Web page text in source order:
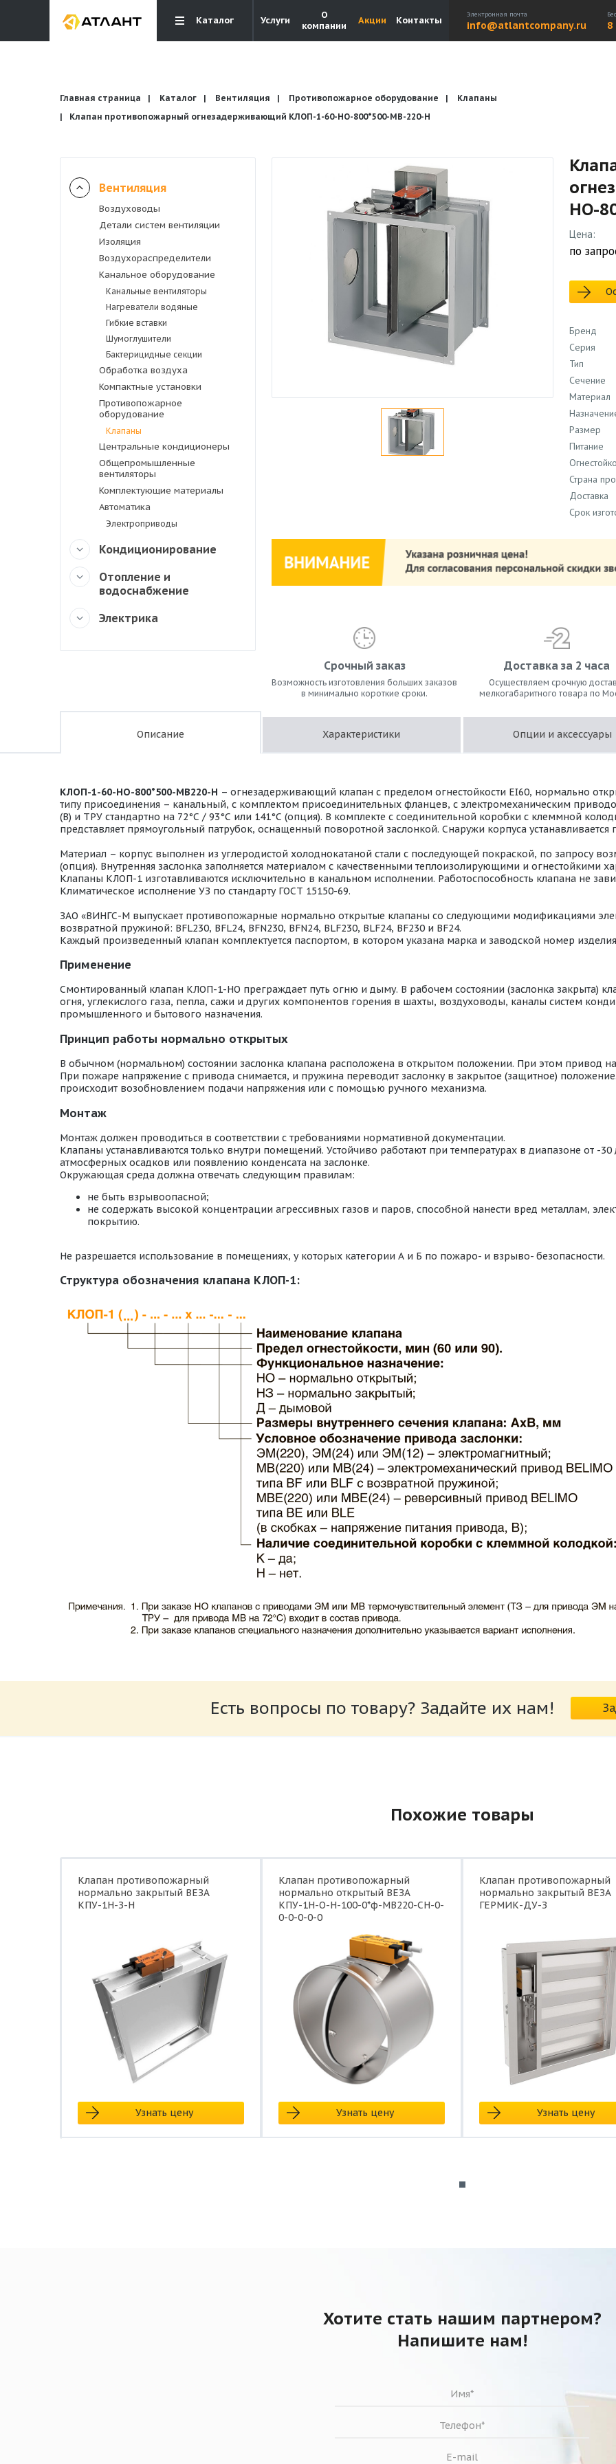
Каталог Услуги
О
компании
Акции Контакты
Электронная почта
info@atlantcompany.ru 8
Акции
Кондиционирование
Отопление и водоснабжение
Электрика
Главная страница Каталог Вентиляция Противопожарное оборудование
Клапаны
Клапан противопожарный огнезадерживающий КЛОП-1-60-НО-800*500-МВ-220-H
Вентиляция
Воздуховоды
Детали систем вентиляции
Изоляция
Воздухораспределители
Канальное оборудование
Канальные вентиляторы
Нагреватели водяные
Гибкие вставки
Шумоглушители
Бактерицидные секции
Обработка воздуха
Компактные установки
Противопожарное
оборудование
Клапаны
Центральные кондиционеры
Общепромышленные
вентиляторы
Комплектующие материалы
Автоматика
Электроприводы
Кондиционирование
Отопление и
водоснабжение
Электрика
НО-
Цена:
по
Бренд
Серия
Тип
Сечение
Материал
Размер
Питание
Страна
Доставка
Срок
Срочный заказ
Возможность изготовления больших заказов
в минимально короткие сроки.
Доставка за 2 часа
Осуществляем срочную
мелкогабаритного товара по
Описание Характеристики Опции и аксессуары
КЛОП-1-60-НО-800*500-МВ220-H – огнезадерживающий клапан с пределом огнестойкости EI60, нормально
типу присоединения – канальный, с комплектом присоединительных фланцев, с электромеханическим
(В) и ТРУ стандартно на 72°С / 93°С или 141°С (опция). В комплекте с соединительной коробки с клеммной
представляет прямоугольный патрубок, оснащенный поворотной заслонкой. Снаружи корпуса
Материал – корпус выполнен из углеродистой холоднокатаной стали с последующей покраской, по запросу
(опция). Внутренняя заслонка заполняется материалом с качественными теплоизолирующими и огнестойкими
Клапаны КЛОП-1 изготавливаются исключительно в канальном исполнении. Работоспособность клапана не
Климатическое исполнение УЗ по стандарту ГОСТ 15150-69.
ЗАО «ВИНГС-М выпускает противопожарные нормально открытые клапаны со следующими модификациями
возвратной пружиной: BFL230, BFL24, BFN230, BFN24, BLF230, BLF24, BF230 и BF24.
Каждый произведенный клапан комплектуется паспортом, в котором указана марка и заводской номер изделия
Применение
Смонтированный клапан КЛОП-1-НО преграждает путь огню и дыму. В рабочем состоянии (заслонка закрыта)
огня, углекислого газа, пепла, сажи и других компонентов горения в шахты, воздуховоды, каналы систем
промышленного и бытового назначения.
Принцип работы нормально открытых
В обычном (нормальном) состоянии заслонка клапана расположена в открытом положении. При этом привод
При пожаре напряжение с привода снимается, и пружина переводит заслонку в закрытое (защитное)
происходит возобновлением подачи напряжения или с помощью ручного механизма.
Монтаж
Монтаж должен проводиться в соответствии с требованиями нормативной документации.
Клапаны устанавливаются только внутри помещений. Устойчиво работают при температурах в диапазоне от -
атмосферных осадков или появлению конденсата на заслонке.
Окружающая среда должна отвечать следующим правилам:
не быть взрывоопасной;
не содержать высокой концентрации агрессивных газов и паров, способной нанести вред металлам,
покрытию.
Не разрешается использование в помещениях, у которых категории А и Б по пожаро- и взрыво- безопасности.
Структура обозначения клапана КЛОП-1:
Размер: 503.71 Кб
Характеристики и схемы подключения приводов КЛОП-1.pdf
Есть вопросы по товару? Задайте их нам!
Похожие товары
Клапан противопожарный
нормально закрытый ВЕЗА
КПУ-1Н-З-Н
Узнать цену
Клапан противопожарный
нормально открытый ВЕЗА
КПУ-1Н-О-Н-100-0*ф-МВ220-СН-0-
0-0-0-0-0
Узнать цену
Клапан противопожарный
нормально закрытый ВЕЗА
ГЕРМИК-ДУ-З
Узнать цену
Хотите стать нашим партнером?
Напишите нам!